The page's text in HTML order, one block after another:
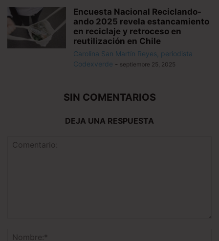
Encuesta Nacional Reciclando-
ando 2025 revela estancamiento
en reciclaje y retroceso en
reutilización en Chile
Carolina San Martín Reyes, periodista
Codexverde - septiembre 25, 2025
SIN COMENTARIOS
DEJA UNA RESPUESTA